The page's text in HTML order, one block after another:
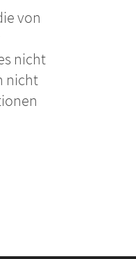
von
nicht
nicht